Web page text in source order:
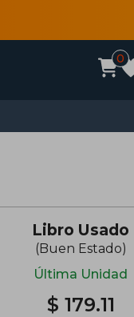
0
Libro Usado
(Buen Estado)
Última Unidad
$ 179.11